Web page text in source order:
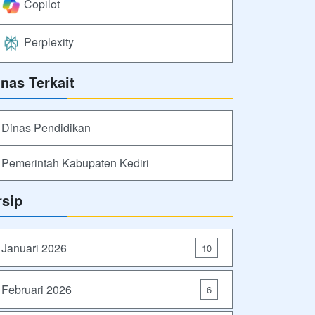
Copilot
Perplexity
Terkait
Dinas Pendidikan
Pemerintah Kabupaten Kediri
Januari 2026 10
Februari 2026 6